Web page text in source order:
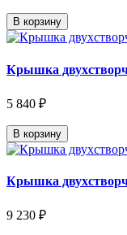
В корзину
Крышка
5 840 ₽
В корзину
Крышка
9 230 ₽